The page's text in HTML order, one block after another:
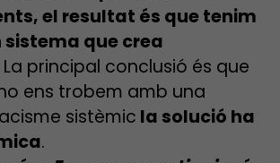
el resultat és que tenim
sistema que crea
La principal conclusió és que
ens trobem amb una
sistèmic la solució ha
.